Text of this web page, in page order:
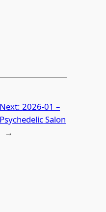
Next:2026-01 –
Psychedelic Salon
→